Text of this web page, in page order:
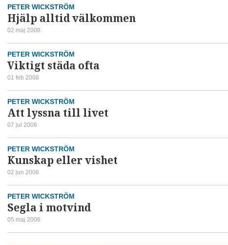
PETER WICKSTRÖM
Hjälp alltid välkommen
02 maj 2008
PETER WICKSTRÖM
Viktigt städa ofta
01 feb 2008
PETER WICKSTRÖM
Att lyssna till livet
07 jul 2006
PETER WICKSTRÖM
Kunskap eller vishet
02 jun 2006
PETER WICKSTRÖM
Segla i motvind
05 maj 2006